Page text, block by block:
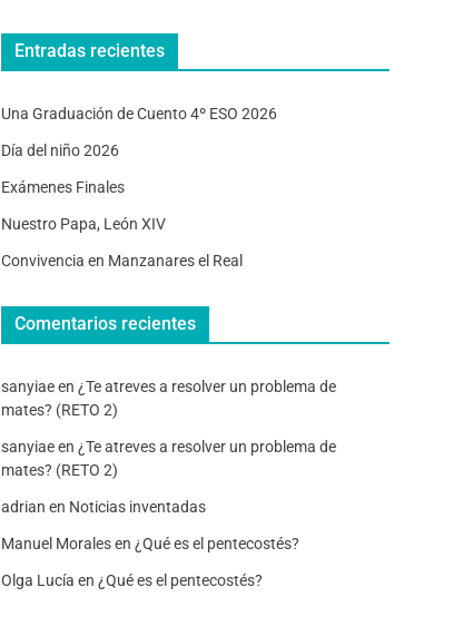
Entradas recientes
Una Graduación de Cuento 4º ESO 2026
Día del niño 2026
Exámenes Finales
Nuestro Papa, León XIV
Convivencia en Manzanares el Real
Comentarios recientes
sanyiaeen ¿Te atreves a resolver un problema de
mates? (RETO 2)
sanyiaeen ¿Te atreves a resolver un problema de
mates? (RETO 2)
adrian en Noticias inventadas
Manuel Moralesen ¿Qué es el pentecostés?
Olga Lucía en ¿Qué es el pentecostés?